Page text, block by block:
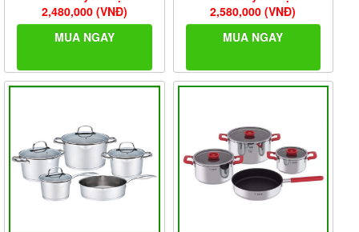
2,480,000 (VNĐ)
MUA NGAY
2,580,000 (VNĐ)
MUA NGAY